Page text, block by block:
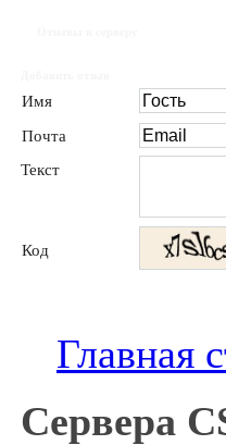
Имя
Почта
Текст
Код
Главная
Сервера